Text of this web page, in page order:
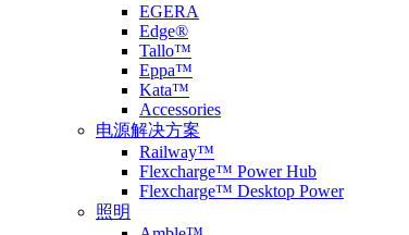
EGERA
Edge®
Tallo™
Eppa™
Kata™
Accessories
电源解决方案
Railway™
Flexcharge™ Power Hub
Flexcharge™ Desktop Power
照明